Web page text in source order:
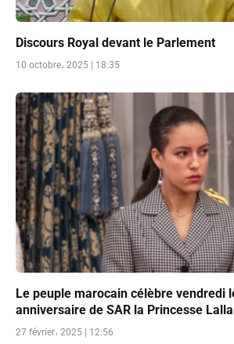
Discours Royal devant le Parlement
10 octobre، 2025 | 18:35
Le peuple marocain célèbre vendredi
anniversaire de SAR la Princesse
27 février، 2025 | 12:56